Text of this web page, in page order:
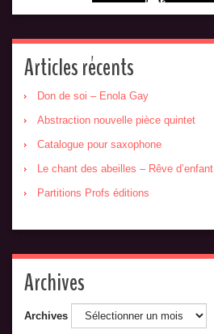
Articles récents
Don de soi – Enola Gay
Abstraction nouvelle pièce quintet
Catalogue pour saxophone
Le chant des abeilles – Rêve d’enfant
Partitions Profs éditions
Archives
Archives